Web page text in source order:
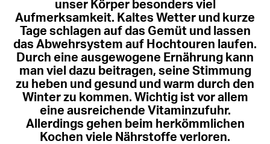
unser Körper besonders viel
Aufmerksamkeit. Kaltes Wetter und kurze
Tage schlagen auf das Gemüt und lassen
das Abwehrsystem auf Hochtouren laufen.
Durch eine ausgewogene Ernährung kann
man viel dazu beitragen, seine Stimmung
zu heben und gesund und warm durch den
Winter zu kommen. Wichtig ist vor allem
eine ausreichende Vitaminzufuhr.
Allerdings gehen beim herkömmlichen
Kochen viele Nährstoffe verloren.